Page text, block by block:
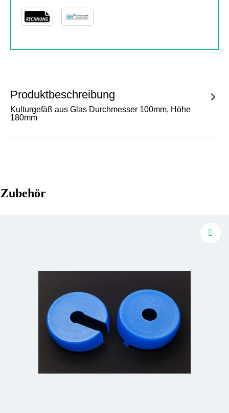
Produktbeschreibung
Kulturgefäß aus Glas Durchmesser 100mm, Höhe
180mm
Zubehör